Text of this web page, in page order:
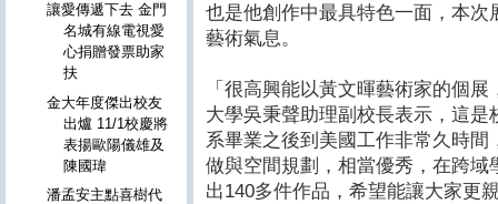
也是他創作中最具特色一面，本
藝術氣息。
「很高興能以黃文暉藝術家的個
大學吳秉聲助理副校長表示，這
系畢業之後到美國工作非常久時
做與空間規劃，相當優秀，在跨
出140多件作品，希望能讓大家更
讓愛傳遞下去 金門
名城有線電視愛
心捐贈發票助家
扶
金大年度傑出校友
出爐 11/1校慶將
表揚歐陽儀雄及
陳國瑋
潘孟安主點喜樹代